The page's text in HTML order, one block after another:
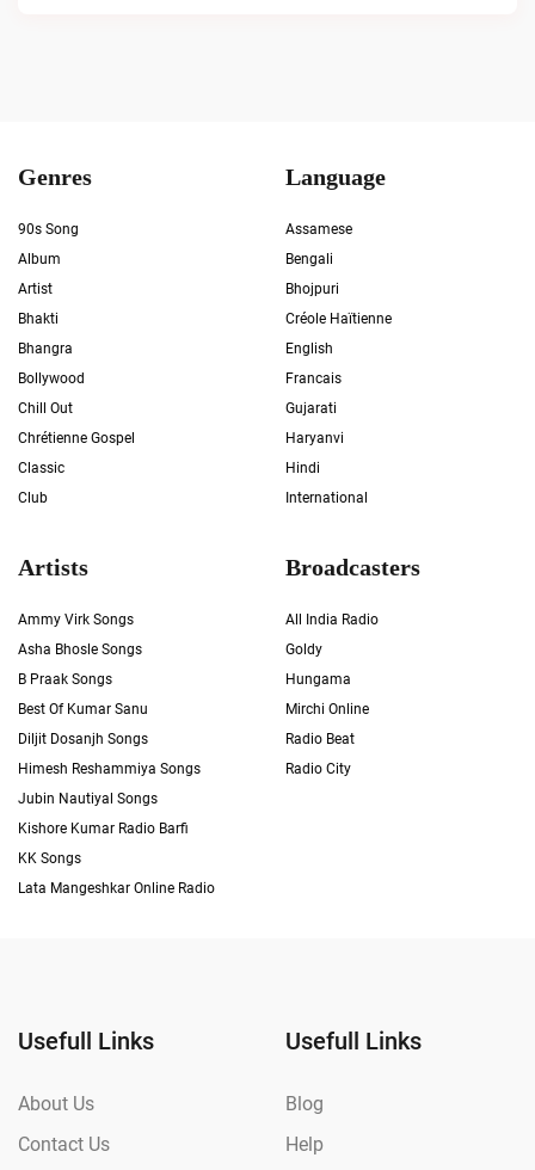
Genres
90s Song
Album
Artist
Bhakti
Bhangra
Bollywood
Chill Out
Chrétienne Gospel
Classic
Club
Language
Assamese
Bengali
Bhojpuri
Créole Haïtienne
English
Francais
Gujarati
Haryanvi
Hindi
International
Artists
Ammy Virk Songs
Asha Bhosle Songs
B Praak Songs
Best Of Kumar Sanu
Diljit Dosanjh Songs
Himesh Reshammiya Songs
Jubin Nautiyal Songs
Kishore Kumar Radio Barfi
KK Songs
Lata Mangeshkar Online Radio
Broadcasters
All India Radio
Goldy
Hungama
Mirchi Online
Radio Beat
Radio City
Usefull Links
About Us
Contact Us
Usefull Links
Blog
Help